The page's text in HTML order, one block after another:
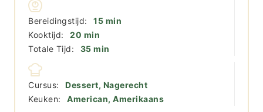
Bereidingstijd: 15minuten
min
Kooktijd:
20 minuten
min
Totale Tijd:
35minuten
min
Cursus:
Dessert, Nagerecht
Keuken:
American, Amerikaans